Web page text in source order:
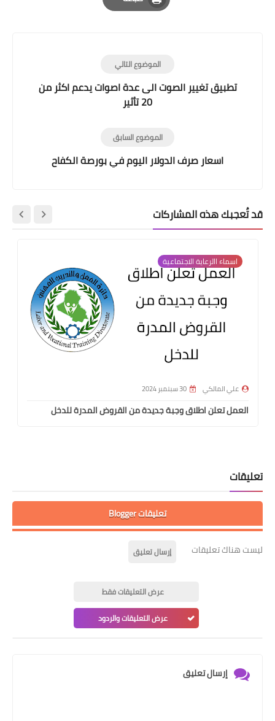
Print
الموضوع التالي
تطبيق تغيير الصوت الى عدة اصوات يدعم اكثر من
20 تأثير
الموضوع السابق
اسعار صرف الدولار اليوم في بورصة الكفاح
قد تُعجبك هذه المشاركات
اسماء االرعاية الاجتماعية
علي المالكي 30 سبتمبر 2024
العمل تعلن اطلاق وجبة جديدة من القروض المدرة للدخل
تعليقات
تعليقات Blogger
ليست هناك تعليقات إرسال تعليق
عرض التعليقات فقط
عرض التعليقات والردود
إرسال تعليق